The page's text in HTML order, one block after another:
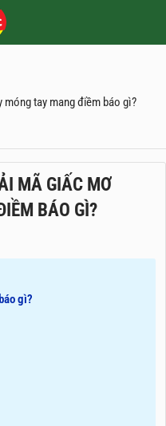
móng tay mang điềm báo gì?
MÃ GIẤC MƠ
BÁO GÌ?
gì?